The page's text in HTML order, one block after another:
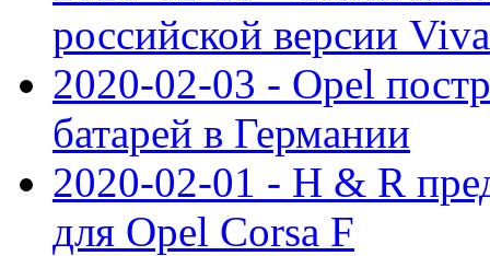
российской версии
2020-02-03 - Opel
батарей в Германии
2020-02-01 - H & R
для Opel Corsa F